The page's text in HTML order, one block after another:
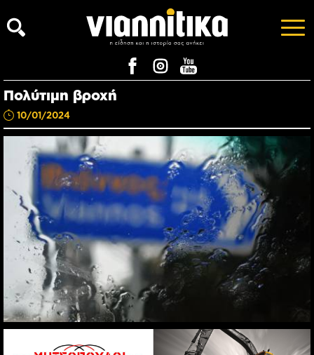
Πολύτιμη βροχή
10/01/2024